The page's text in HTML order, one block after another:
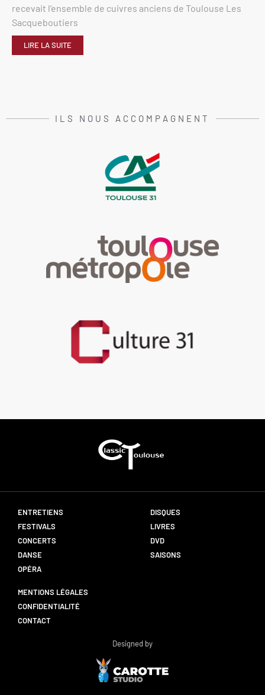
recevait l’ensemble de cuivres anciens de Toulouse Les
Sacqueboutiers
LIRE LA SUITE
ILS NOUS ACCOMPAGNENT
ENTRETIENS
FESTIVALS
CONCERTS
DANSE
OPÉRA
DISQUES
LIVRES
DVD
SAISONS
MENTIONS LÉGALES
CONFIDENTIALITÉ
CONTACT
Designed by